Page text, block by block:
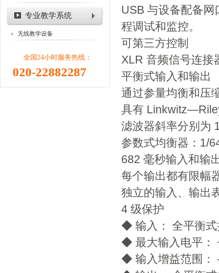
专业教学系统
无线教学设备
全国24小时服务热线：
020-22882287
USB 与设备配备
程调试和监控。
可第三方控制
XLR 音频信号连接
平衡式输入和输出
通过参量均衡和压
具有
滤波器斜率分别为
参数式均衡器：1/
682 毫秒输入和输
每个输出都有限幅
独立的输入、输出
4 级保护
◆ 输入： 全平衡
◆ 最大输入电平：
◆ 输入增益范围：